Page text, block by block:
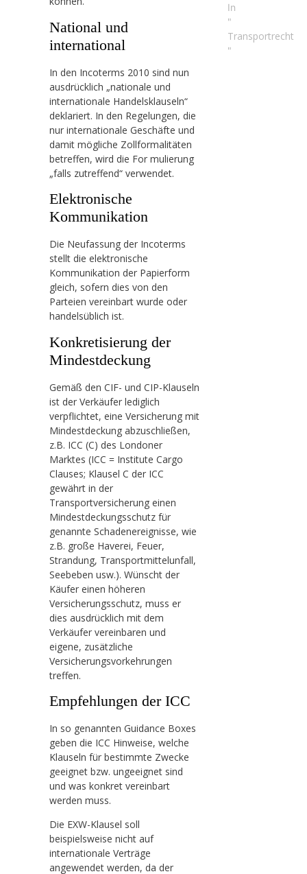
National und
international
In den Incoterms 2010 sind nun
ausdrücklich „nationale und
internationale Handelsklauseln“
deklariert. In den Regelungen, die
nur internationale Geschäfte und
damit mögliche Zollformalitäten
betreffen, wird die For mulierung
„falls zutreffend“ verwendet.
Elektronische
Kommunikation
Die Neufassung der Incoterms
stellt die elektronische
Kommunikation der Papierform
gleich, sofern dies von den
Parteien vereinbart wurde oder
handelsüblich ist.
Konkretisierung der
Mindestdeckung
Gemäß den CIF- und CIP-Klauseln
ist der Verkäufer lediglich
verpflichtet, eine Versicherung mit
Mindestdeckung abzuschließen,
z.B. ICC (C) des Londoner
Marktes (ICC = Institute Cargo
Clauses; Klausel C der ICC
gewährt in der
Transportversicherung einen
Mindestdeckungsschutz für
genannte Schadenereignisse, wie
z.B. große Haverei, Feuer,
Strandung, Transportmittelunfall,
Seebeben usw.). Wünscht der
Käufer einen höheren
Versicherungsschutz, muss er
dies ausdrücklich mit dem
Verkäufer vereinbaren und
eigene, zusätzliche
Versicherungsvorkehrungen
treffen.
Empfehlungen der ICC
In so genannten Guidance Boxes
geben die ICC Hinweise, welche
Klauseln für bestimmte Zwecke
geeignet bzw. ungeeignet sind
und was konkret vereinbart
werden muss.
Die EXW-Klausel soll
beispielsweise nicht auf
internationale Verträge
angewendet werden, da der
In
"
Transportrecht
"